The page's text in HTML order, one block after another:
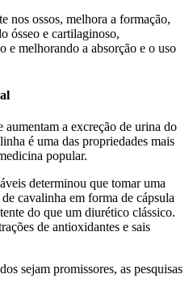
nos ossos, melhora a formação,
ósseo e cartilaginoso,
e melhorando a absorção e o uso
aumentam a excreção de urina do
é uma das propriedades mais
popular.
​​determinou que tomar uma
cavalinha em forma de cápsula
do que um diurético clássico.
de antioxidantes e sais
sejam promissores, as pesquisas